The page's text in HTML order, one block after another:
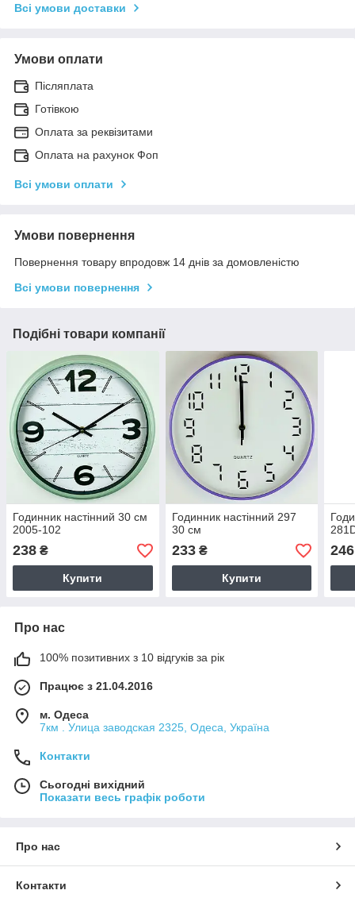
Всі умови доставки
Умови оплати
Післяплата
Готівкою
Оплата за реквізитами
Оплата на рахунок Фоп
Всі умови оплати
Умови повернення
Повернення товару впродовж 14 днів за домовленістю
Всі умови повернення
Подібні товари компанії
Годинник настінний 30 см
2005-102
238 ₴
Купити
Годинник настінний 297
30 см
233₴
Купити
246
Про нас
100% позитивних з 10 відгуків за рік
Працює з 21.04.2016
м. Одеса
7км . Улица заводская 2325, Одеса, Україна
Контакти
Сьогодні вихідний
Показати весь графік роботи
Про нас
Контакти